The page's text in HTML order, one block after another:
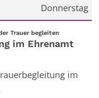
Donnerstag
Trauer begleiten
im Ehrenamt
im